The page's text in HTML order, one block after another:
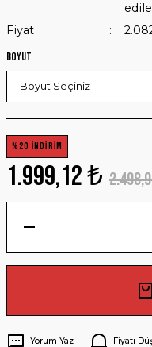
Fiyat
Boyut
%20 İNDİRİM
1.999,12 ₺
Yorum Yaz Fiyatı